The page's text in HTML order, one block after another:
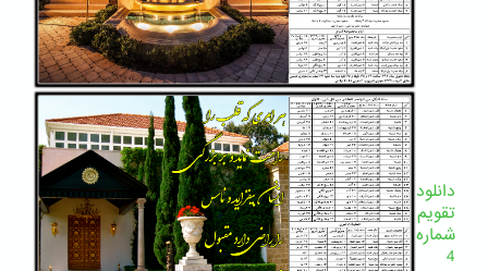
دانلود
تقویم
شماره
4